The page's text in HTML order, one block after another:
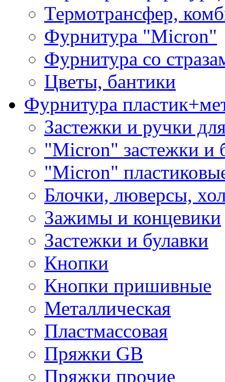
Термотрансфер,
Фурнитура "Micron"
Фурнитура со
Цветы, бантики
Фурнитура
Застежки и ручки
"Micron" застежки и
"Micron"
Блочки, люверсы,
Зажимы и концевики
Застежки и булавки
Кнопки
Кнопки пришивные
Металлическая
Пластмассовая
Пряжки GB
Пряжки прочие